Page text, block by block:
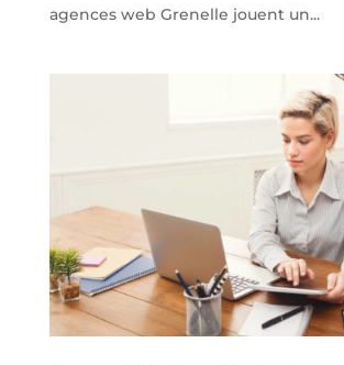
agences web Grenelle jouent un...